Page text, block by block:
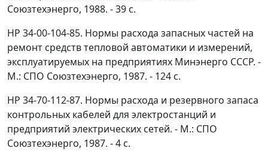
Союзтехэнерго, 1988. - 39 с.
HP 34-00-104-85. Нормы расхода запасных частей на
ремонт средств тепловой автоматики и измерений,
эксплуатируемых на предприятиях Минэнерго СССР. -
М.: СПО Союзтехэнерго, 1987. - 124 с.
HP 34-70-112-87. Нормы расхода и резервного запаса
контрольных кабелей для электростанций и
предприятий электрических сетей. - М.: СПО
Союзтехэнерго, 1987. - 4 с.